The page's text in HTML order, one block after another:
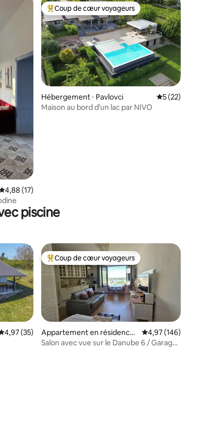
: 5 sur 5
moyenne sur la base de 17 commentaires : 4,88 sur 5
4,88 (17)
Coups de cœur voyageurs les plus appréciés
Coup de cœur voyageurs
Hébergement ⋅ Pavlovci Évaluation
5 (22)
Maison au bord d'un lac par NIVO
piscine
moyenne sur la base de 35 commentaires : 4,97 sur 5
4,97 (35)
Coups de cœur voyageurs les plus appréciés
Coup de cœur voyageurs
Appartement en résidence ⋅
Belgrade
Évaluation moyenne
4,97 (146)
Salon avec vue sur le Danube 6 / Garage,